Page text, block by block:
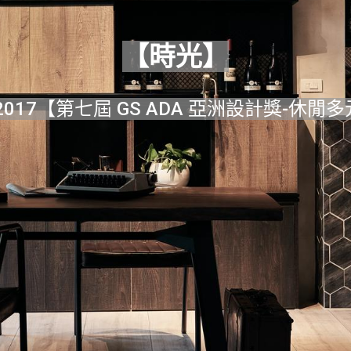
【時光】
【第七屆 GS ADA 亞洲設計獎-休閒多